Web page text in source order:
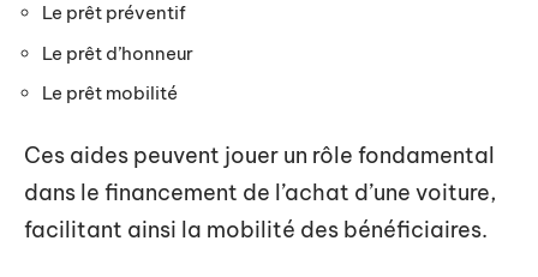
Le prêt préventif
Le prêt d’honneur
Le prêt mobilité
Ces aides peuvent jouer un rôle fondamental
dans le financement de l’achat d’une voiture,
facilitant ainsi la mobilité des bénéficiaires.